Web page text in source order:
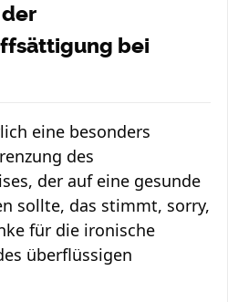
bei
eine besonders
des
der auf eine gesunde
sollte, das stimmt, sorry,
für die ironische
überflüssigen